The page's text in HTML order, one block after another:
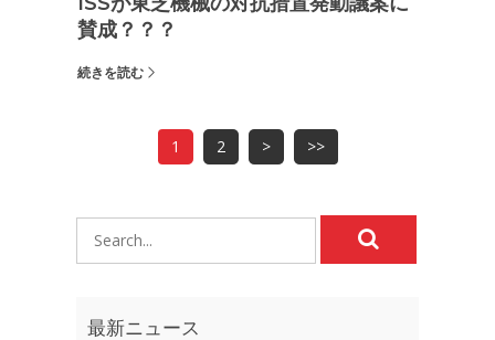
賛成？？？
続きを読む
1 2 > >>
最新ニュース